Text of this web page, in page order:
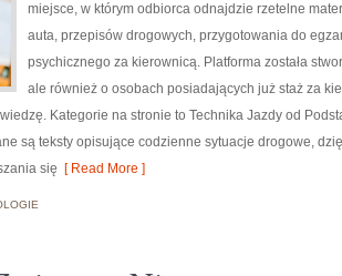
miejsce, w którym odbiorca odnajdzie rzetelne
auta, przepisów drogowych, przygotowania do
psychicznego za kierownicą. Platforma została
ale również o osobach posiadających już staż za
Kategorie na stronie to Technika Jazdy od
są teksty opisujące codzienne sytuacje drogowe,
się [ Read More ]